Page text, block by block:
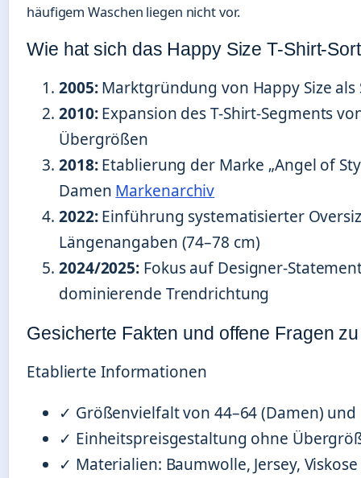
häufigem Waschen liegen nicht vor.
Wie hat sich das Happy Size T-Shirt-
2005:Marktgründung von Happy Size als
2010:Expansion des T-Shirt-Segments
Übergrößen
2018:Etablierung der Marke „Angel of
Damen Markenarchiv
2022:Einführung systematisierter
Längenangaben (74–78 cm)
2024/2025: Fokus auf Designer-
dominierende Trendrichtung
Gesicherte Fakten und offene Fragen
Etablierte Informationen
✓ Größenvielfalt von 44–64 (Damen) und
✓ Einheitspreisgestaltung ohne
✓ Materialien: Baumwolle, Jersey, Viskose